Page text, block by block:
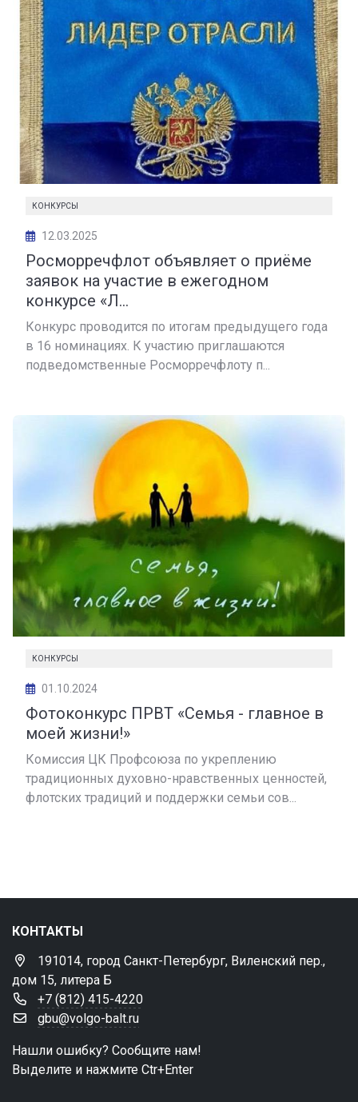
КОНКУРСЫ
12.03.2025
️Росморречфлот объявляет о приёме
заявок на участие в ежегодном
конкурсе «Л...
Конкурс проводится по итогам предыдущего года
в 16 номинациях. К участию приглашаются
подведомственные Росморречфлоту п...
КОНКУРСЫ
01.10.2024
Фотоконкурс ПРВТ «Семья - главное в
моей жизни!»
Комиссия ЦК Профсоюза по укреплению
традиционных духовно-нравственных ценностей,
флотских традиций и поддержки семьи сов...
КОНТАКТЫ
191014, город Санкт-Петербург, Виленский пер.,
дом 15, литера Б
+7 (812) 415-4220
gbu@volgo-balt.ru
Нашли ошибку? Сообщите нам!
Выделите и нажмите Ctr+Enter